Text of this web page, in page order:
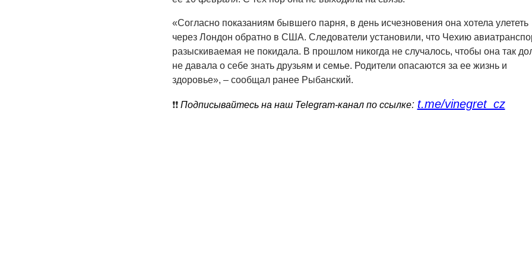
«Согласно показаниям бывшего парня, в день исчезновения она хотела улететь
через Лондон обратно в США. Следователи установили, что Чехию
разыскиваемая не покидала. В прошлом никогда не случалось, чтобы она так
не давала о себе знать друзьям и семье. Родители опасаются за ее жизнь и
здоровье», – сообщал ранее Рыбанский.
❗️❗️ Подписывайтесь на наш Telegram-канал по ссылке: t.me/vinegret_cz